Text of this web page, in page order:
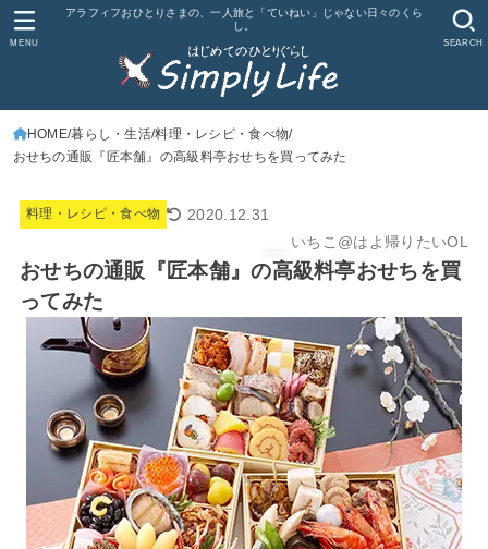
アラフィフおひとりさまの、一人旅と「ていねい」じゃない日々のくら
し。
SEARCH
MENU
HOME 暮らし・生活 料理・レシピ・食べ物
おせちの通販『匠本舗』の高級料亭おせちを買ってみた
料理・レシピ・食べ物
2020.12.31
いちこ@はよ帰りたいOL
おせちの通販『匠本舗』の高級料亭おせちを買
ってみた